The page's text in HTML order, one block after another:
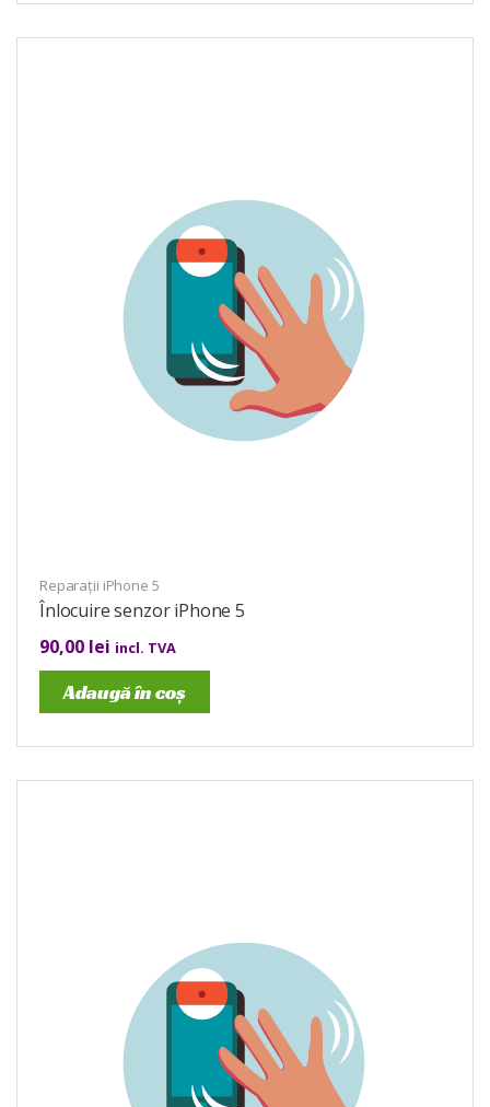
Reparații iPhone 5
Înlocuire senzor iPhone 5
90,00 lei incl. TVA
Adaugă în coș